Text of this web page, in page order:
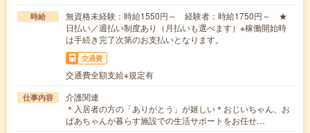
時給
無資格未経験：時給1550円～ 経験者：時給1750円～ ★
日払い／週払い制度あり（月払いも選べます）※稼働開始時
は手続き完了次第のお支払いとなります。
交通費
交通費全額支給※規定有
仕事内容
介護関連
＊入居者の方の「ありがとう」が嬉しい＊おじいちゃん、お
ばあちゃんが暮らす施設での生活サポートをお任せ…